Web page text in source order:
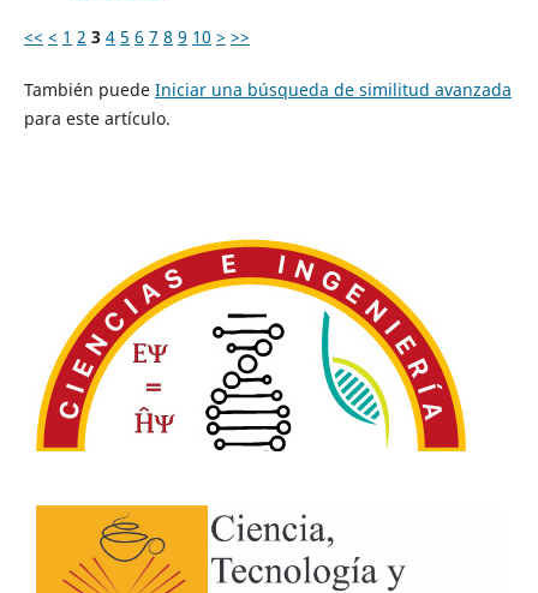
<< < 1 2 3 4 5 6 7 8 9 10 > >>
También puede Iniciar una búsqueda de similitud avanzada
para este artículo.